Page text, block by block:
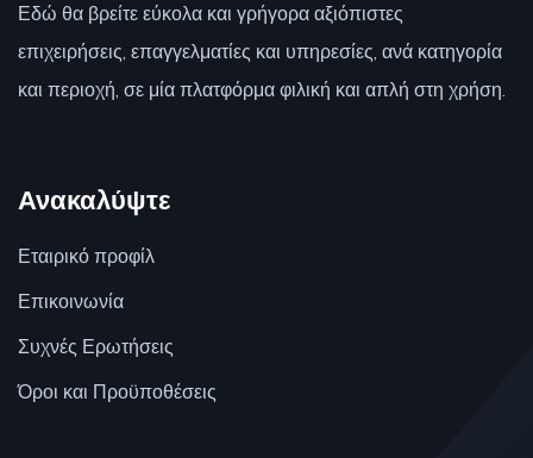
Εδώ θα βρείτε εύκολα και γρήγορα αξιόπιστες
επιχειρήσεις, επαγγελματίες και υπηρεσίες, ανά κατηγορία
και περιοχή, σε μία πλατφόρμα φιλική και απλή στη χρήση.
Ανακαλύψτε
Εταιρικό προφίλ
Επικοινωνία
Συχνές Ερωτήσεις
Όροι και Προϋποθέσεις